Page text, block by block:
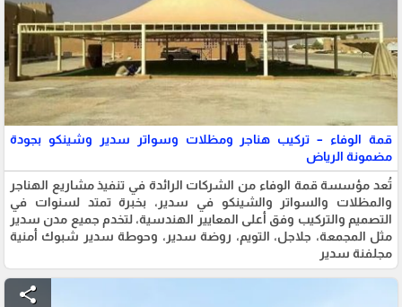
قمة الوفاء – تركيب هناجر ومظلات وسواتر سدير وشينكو بجودة
مضمونة الرياض
تُعد مؤسسة قمة الوفاء من الشركات الرائدة في تنفيذ مشاريع الهناجر
والمظلات والسواتر والشينكو في سدير، بخبرة تمتد لسنوات في
التصميم والتركيب وفق أعلى المعايير الهندسية، لتخدم جميع مدن سدير
مثل المجمعة، جلاجل، التويم، روضة سدير، وحوطة سدير شبوك أمنية
مجلفنة سدير
share